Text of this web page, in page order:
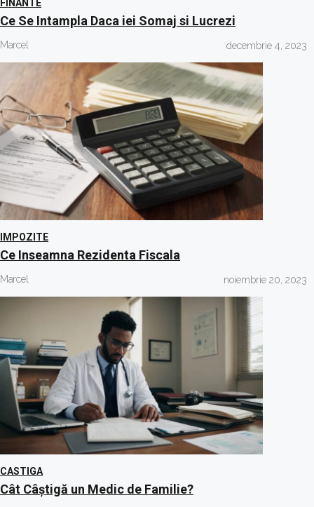
FINANTE
Ce Se Intampla Daca iei Somaj si Lucrezi
Marcel decembrie 4, 2023
IMPOZITE
Ce Inseamna Rezidenta Fiscala
Marcel noiembrie 20, 2023
CASTIGA
Cât Câștigă un Medic de Familie?